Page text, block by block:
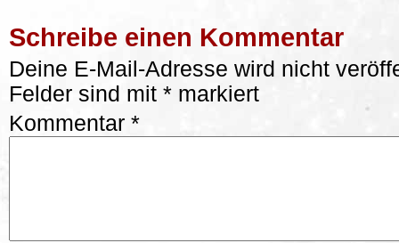
Schreibe einen Kommentar
Deine E-Mail-Adresse wird nicht
Felder sind mit * markiert
Kommentar *